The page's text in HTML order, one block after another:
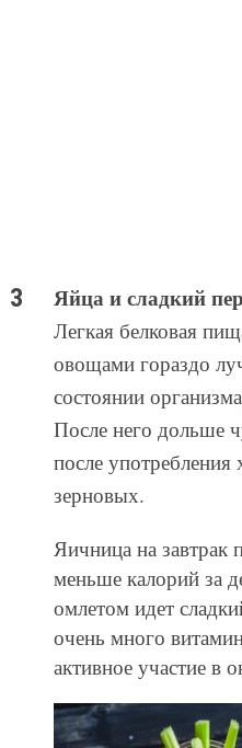
Яйца и сладкий
Легкая белковая
овощами гораздо
состоянии
После него дольше
после
зерновых.
Яичница на завтрак
меньше калорий за
омлетом идет
очень много
активное участие в